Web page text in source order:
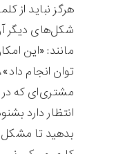
هرگز نباید از
شکل‌های دیگر
مانند: «این
توان انجام
مشتری‌ای که
انتظار دارد
بدهید تا مشکل